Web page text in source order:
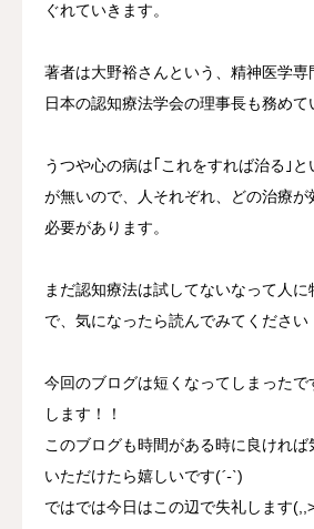
ぐれていきます。
著者は大野裕さんという、精神医学専
日本の認知療法学会の理事長も務めて
うつや心の病は｢これをすれば治る｣
が無いので、人それぞれ、どの治療が
必要があります。
まだ認知療法は試してないなって人
で、気になったら読んでみてください
今回のブログは短くなってしまったで
します！！
このブログも時間がある時に良けれ
いただけたら嬉しいです(´-`)
ではでは今日はこの辺で失礼します